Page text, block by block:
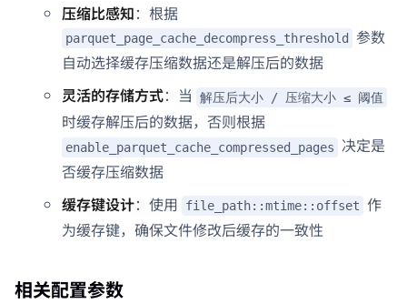
压缩比感知：根据
parquet_page_cache_decompress_threshold
参数
自动选择缓存压缩数据还是解压后的数据
灵活的存储方式：当 解压后大小 / 压缩大小 ≤ 阈值
时缓存解压后的数据，否则根据
enable_parquet_cache_compressed_pages 决定是
否缓存压缩数据
缓存键设计：使用 file_path::mtime::offset 作
为缓存键，确保文件修改后缓存的一致性
相关配置参数